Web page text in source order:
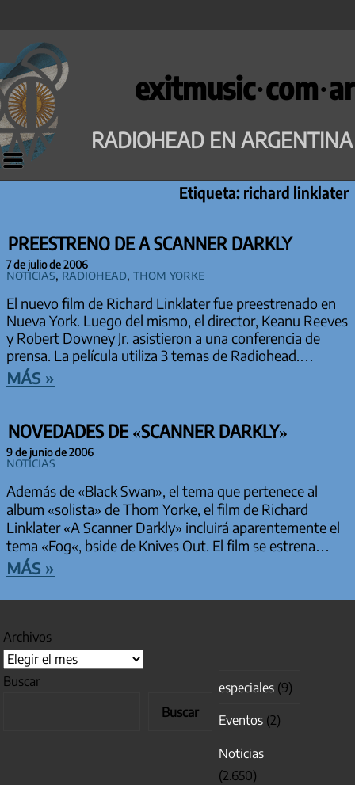
Saltar
al
contenido
exitmusic·com·ar
RADIOHEAD EN ARGENTINA
Etiqueta: richard linklater
PREESTRENO DE A SCANNER DARKLY
7 de julio de 2006
Noticias, Radiohead, Thom Yorke
El nuevo film de Richard Linklater fue preestrenado en
Nueva York. Luego del mismo, el director, Keanu Reeves
y Robert Downey Jr. asistieron a una conferencia de
prensa. La película utiliza 3 temas de Radiohead.…
más »
NOVEDADES DE «SCANNER DARKLY»
9 de junio de 2006
Noticias
Además de «Black Swan», el tema que pertenece al
album «solista» de Thom Yorke, el film de Richard
Linklater «A Scanner Darkly» incluirá aparentemente el
tema «Fog«, bside de Knives Out. El film se estrena…
más »
Archivos
Buscar
Buscar
especiales (9)
Eventos (2)
Noticias
(2.650)